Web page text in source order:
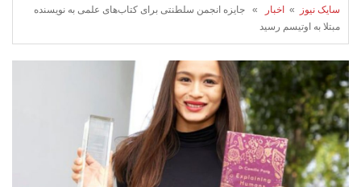
سایک نیوز » اخبار
» جایزه انجمن سلطنتی برای کتاب‌های علمی به نویسنده
مبتلا به اوتیسم رسید